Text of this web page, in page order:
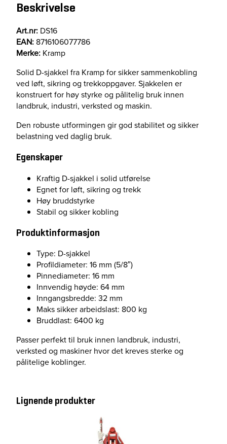
Ø
6
m
m
x
6
4
m
,
5
8
t
Beskrivelse
Art.nr: DS16
EAN: 8716106077786
Merke: Kramp
Solid D-sjakkel fra Kramp for sikker sammenkobling
ved løft, sikring og trekkoppgaver. Sjakkelen er
konstruert for høy styrke og pålitelig bruk innen
landbruk, industri, verksted og maskin.
Den robuste utformingen gir god stabilitet og sikker
belastning ved daglig bruk.
Egenskaper
Kraftig D-sjakkel i solid utførelse
Egnet for løft, sikring og trekk
Høy bruddstyrke
Stabil og sikker kobling
Produktinformasjon
Type: D-sjakkel
Profildiameter: 16 mm (5/8″)
Pinnediameter: 16 mm
Innvendig høyde: 64 mm
Inngangsbredde: 32 mm
Maks sikker arbeidslast: 800 kg
Bruddlast: 6400 kg
Passer perfekt til bruk innen landbruk, industri,
verksted og maskiner hvor det kreves sterke og
pålitelige koblinger.
Lignende produkter